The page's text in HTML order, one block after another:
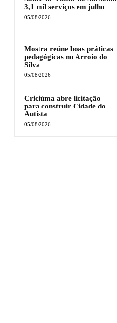
3,1 mil serviços em julho
05/08/2026
Mostra reúne boas práticas
pedagógicas no Arroio do
Silva
05/08/2026
Criciúma abre licitação
para construir Cidade do
Autista
05/08/2026